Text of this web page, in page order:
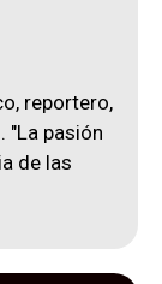
reportero,
"La pasión
de las